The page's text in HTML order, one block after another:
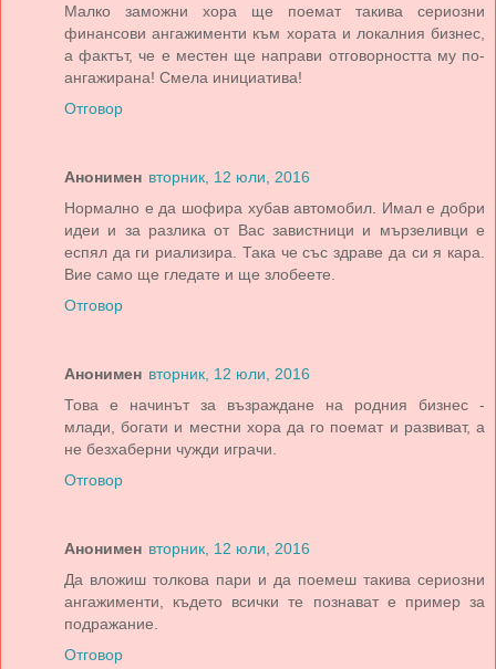
Малко заможни хора ще поемат такива сериозни
финансови ангажименти към хората и локалния бизнес,
а фактът, че е местен ще направи отговорността му по-
ангажирана! Смела инициатива!
Отговор
Анонимен вторник, 12 юли, 2016
Нормално е да шофира хубав автомобил. Имал е добри
идеи и за разлика от Вас завистници и мързеливци е
еспял да ги риализира. Така че със здраве да си я кара.
Вие само ще гледате и ще злобеете.
Отговор
Анонимен вторник, 12 юли, 2016
Това е начинът за възраждане на родния бизнес -
млади, богати и местни хора да го поемат и развиват, а
не безхаберни чужди играчи.
Отговор
Анонимен вторник, 12 юли, 2016
Да вложиш толкова пари и да поемеш такива сериозни
ангажименти, където всички те познават е пример за
подражание.
Отговор